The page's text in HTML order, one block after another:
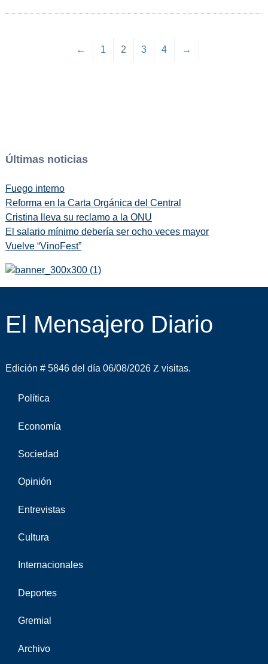
← 1 2 3 4 →
Últimas noticias
Fuego interno
Reforma en la Carta Orgánica del Central
Cristina lleva su reclamo a la ONU
El salario mínimo debería ser ocho veces mayor
Vuelve “VinoFest”
El Mensajero Diario
Edición # 5846 del día 06/08/2026 visitas.
Política
Economía
Sociedad
Opinión
Entrevistas
Cultura
Internacionales
Deportes
Gremial
Archivo